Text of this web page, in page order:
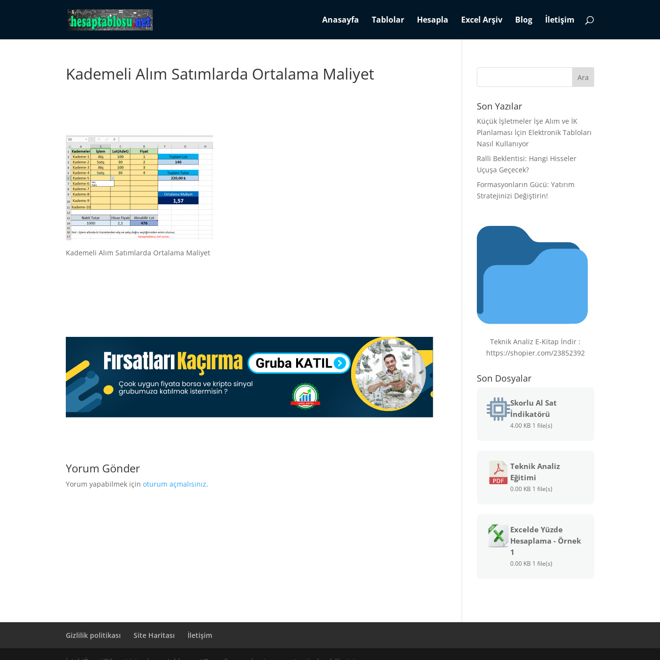
Anasayfa Tablolar Hesapla Excel Arşiv Blog İletişim
Kademeli Alım Satımlarda Ortalama Maliyet
Kademeli Alım Satımlarda Ortalama Maliyet
Yorum Gönder
Yorum yapabilmek içinoturum açmalısınız.
Son Yazılar
Küçük İşletmeler İşe Alım ve İK
Planlaması İçin Elektronik Tabloları
Nasıl Kullanıyor
Ralli Beklentisi: Hangi Hisseler
Uçuşa Geçecek?
Formasyonların Gücü: Yatırım
Stratejinizi Değiştirin!
Teknik Analiz E-Kitap İndir :
https://shopier.com/23852392
Son Dosyalar
Skorlu Al Sat
İndikatörü
4.00 KB 1 file(s)
Teknik Analiz
Eğitimi
0.00 KB 1 file(s)
Excelde Yüzde
Hesaplama - Örnek
1
0.00 KB 1 file(s)
Gizlilik politikası Site Haritası İletişim